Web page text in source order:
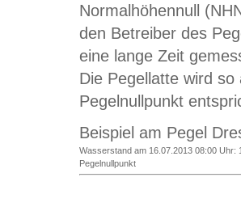
Normalhöhennull
den Betreiber des
eine lange Zeit
Die Pegellatte wird
Pegelnullpunkt
Beispiel am Pegel
Wasserstand am 16.07.2013 08:00 Uhr:
Pegelnullpunkt